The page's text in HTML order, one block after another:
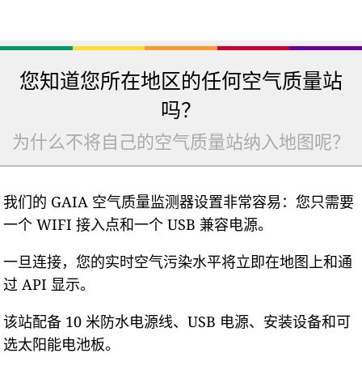
您知道您所在地区的任何空气质量站
吗？
为什么不将自己的空气质量站纳入地图呢？
我们的 GAIA 空气质量监测器设置非常容易：您只需要
一个 WIFI 接入点和一个 USB 兼容电源。
一旦连接，您的实时空气污染水平将立即在地图上和通
过 API 显示。
该站配备 10 米防水电源线、USB 电源、安装设备和可
选太阳能电池板。